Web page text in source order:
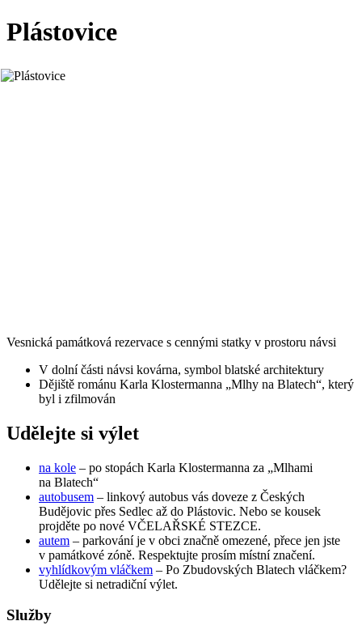
Plástovice
Vesnická památková rezervace s cennými statky v prostoru návsi
V dolní části návsi kovárna, symbol blatské architektury
Dějiště románu Karla Klostermanna „Mlhy na Blatech“, který
byl i zfilmován
Udělejte si výlet
na kole – po stopách Karla Klostermanna za „Mlhami
na Blatech“
autobusem – linkový autobus vás doveze z Českých
Budějovic přes Sedlec až do Plástovic. Nebo se kousek
projděte po nové VČELAŘSKÉ STEZCE.
autem – parkování je v obci značně omezené, přece jen jste
v památkové zóně. Respektujte prosím místní značení.
vyhlídkovým vláčkem – Po Zbudovských Blatech vláčkem?
Udělejte si netradiční výlet.
Služby